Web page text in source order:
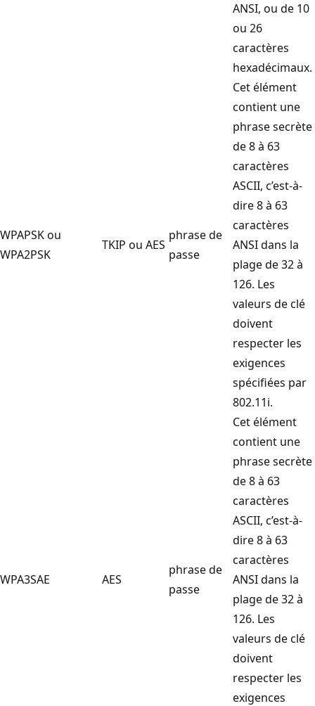
ANSI, ou de 10
ou 26
caractères
hexadécimaux.
WPAPSK ou
WPA2PSK
TKIP ou AES
phrase de
passe
Cet élément
contient une
phrase secrète
de 8 à 63
caractères
ASCII, c’est-à-
dire 8 à 63
caractères
ANSI dans la
plage de 32 à
126. Les
valeurs de clé
doivent
respecter les
exigences
spécifiées par
802.11i.
WPA3SAE AES
phrase de
passe
Cet élément
contient une
phrase secrète
de 8 à 63
caractères
ASCII, c’est-à-
dire 8 à 63
caractères
ANSI dans la
plage de 32 à
126. Les
valeurs de clé
doivent
respecter les
exigences